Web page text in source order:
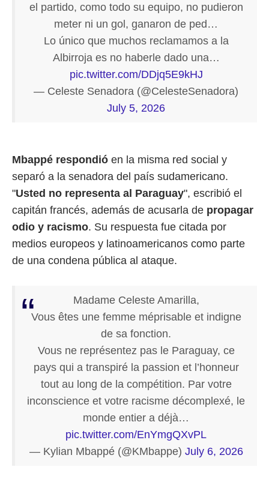
el partido, como todo su equipo, no pudieron
meter ni un gol, ganaron de ped…
Lo único que muchos reclamamos a la
Albirroja es no haberle dado una…
pic.twitter.com/DDjq5E9kHJ
— Celeste Senadora (@CelesteSenadora)
July 5, 2026
Mbappé respondió en la misma red social y
separó a la senadora del país sudamericano.
"Usted no representa al Paraguay", escribió el
capitán francés, además de acusarla de propagar
odio y racismo. Su respuesta fue citada por
medios europeos y latinoamericanos como parte
de una condena pública al ataque.
Madame Celeste Amarilla,
Vous êtes une femme méprisable et indigne
de sa fonction.
Vous ne représentez pas le Paraguay, ce
pays qui a transpiré la passion et l’honneur
tout au long de la compétition. Par votre
inconscience et votre racisme décomplexé, le
monde entier a déjà…
pic.twitter.com/EnYmgQXvPL
— Kylian Mbappé (@KMbappe) July 6, 2026